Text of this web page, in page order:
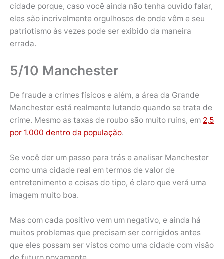
cidade porque, caso você ainda não tenha ouvido falar,
eles são incrivelmente orgulhosos de onde vêm e seu
patriotismo às vezes pode ser exibido da maneira
errada.
5/10 Manchester
De fraude a crimes físicos e além, a área da Grande
Manchester está realmente lutando quando se trata de
crime. Mesmo as taxas de roubo são muito ruins, em 2,5
por 1.000 dentro da população.
Se você der um passo para trás e analisar Manchester
como uma cidade real em termos de valor de
entretenimento e coisas do tipo, é claro que verá uma
imagem muito boa.
Mas com cada positivo vem um negativo, e ainda há
muitos problemas que precisam ser corrigidos antes
que eles possam ser vistos como uma cidade com visão